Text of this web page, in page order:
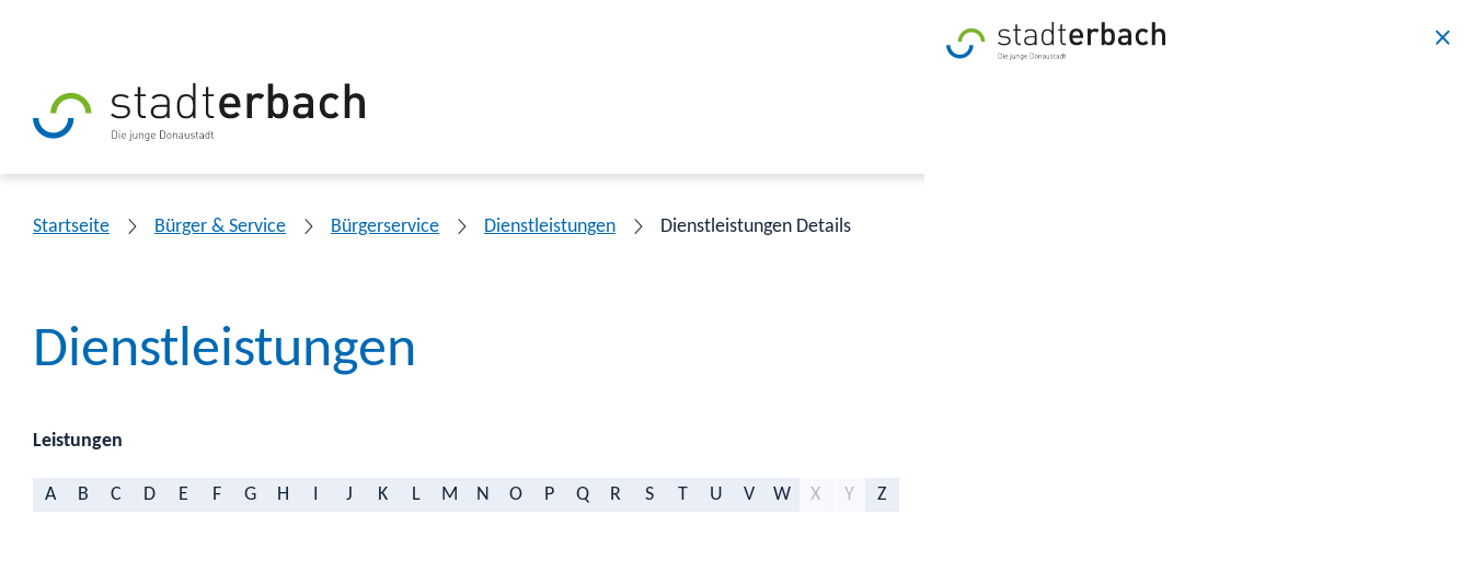
Startseite Bürger & Service Bürgerservice Dienstleistungen Dienstleistungen Details
Dienstleistungen
Leistungen
A B C D E F G H J K L M N O P Q R S T U V W X Y Z